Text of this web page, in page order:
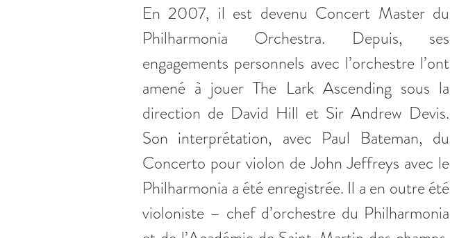
En 2007, il est devenu Concert Master du
Philharmonia Orchestra. Depuis, ses
engagements personnels avec l’orchestre l’ont
amené à jouer The Lark Ascending sous la
direction de David Hill et Sir Andrew Devis.
Son interprétation, avec Paul Bateman, du
Concerto pour violon de John Jeffreys avec le
Philharmonia a été enregistrée. Il a en outre été
violoniste – chef d’orchestre du Philharmonia